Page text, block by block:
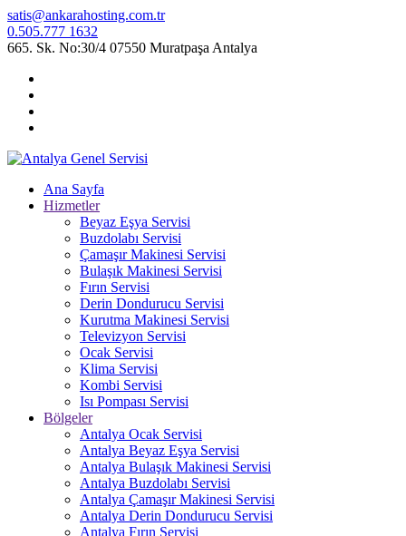
satis@ankarahosting.com.tr
0.505.777 1632
665. Sk. No:30/4 07550 Muratpaşa Antalya
Ana Sayfa
Hizmetler
Beyaz Eşya Servisi
Buzdolabı Servisi
Çamaşır Makinesi Servisi
Bulaşık Makinesi Servisi
Fırın Servisi
Derin Dondurucu Servisi
Kurutma Makinesi Servisi
Televizyon Servisi
Ocak Servisi
Klima Servisi
Kombi Servisi
Isı Pompası Servisi
Bölgeler
Antalya Ocak Servisi
Antalya Beyaz Eşya Servisi
Antalya Bulaşık Makinesi Servisi
Antalya Buzdolabı Servisi
Antalya Çamaşır Makinesi Servisi
Antalya Derin Dondurucu Servisi
Antalya Fırın Servisi